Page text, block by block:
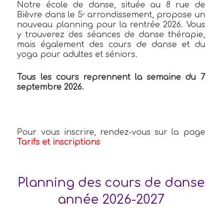
Notre école de danse, située au 8 rue de
Bièvre dans le 5ᵉ arrondissement, propose un
nouveau planning pour la rentrée 2026. Vous
y trouverez des séances de danse thérapie,
mais également des cours de danse et du
yoga pour adultes et séniors.
Tous les cours reprennent la semaine du 7
septembre 2026.
Pour vous inscrire, rendez-vous sur la page
Tarifs et inscriptions
Planning des cours de danse
année 2026-2027